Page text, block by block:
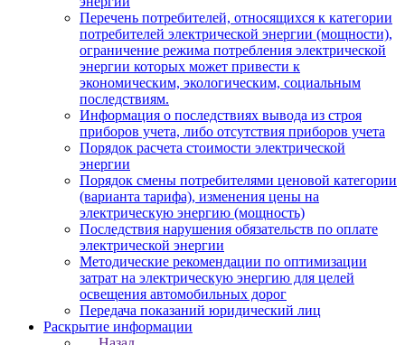
Перечень потребителей, относящихся к категории
потребителей электрической энергии (мощности),
ограничение режима потребления электрической
энергии которых может привести к
экономическим, экологическим, социальным
последствиям.
Информация о последствиях вывода из строя
приборов учета, либо отсутствия приборов учета
Порядок расчета стоимости электрической
энергии
Порядок смены потребителями ценовой категории
(варианта тарифа), изменения цены на
электрическую энергию (мощность)
Последствия нарушения обязательств по оплате
электрической энергии
Методические рекомендации по оптимизации
затрат на электрическую энергию для целей
освещения автомобильных дорог
Передача показаний юридический лиц
Раскрытие информации